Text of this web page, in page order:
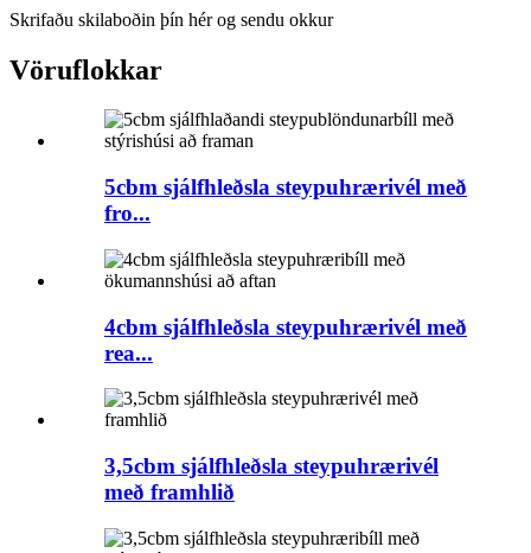
Skrifaðu skilaboðin þín hér og sendu okkur
Vöruflokkar
5cbm sjálfhleðsla steypuhrærivél með
fro...
4cbm sjálfhleðsla steypuhrærivél með
rea...
3,5cbm sjálfhleðsla steypuhrærivél
með framhlið